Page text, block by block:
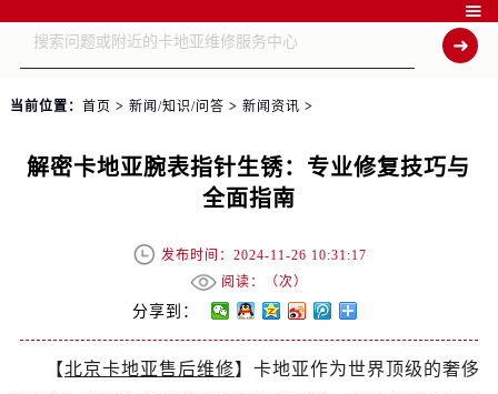

当前位置： 首页 > 新闻/知识/问答 > 新闻资讯 >
解密卡地亚腕表指针生锈：专业修复技巧与
全面指南
发布时间：2024-11-26 10:31:17
阅读：（次）
分享到：
【北京卡地亚售后维修】卡地亚作为世界顶级的奢侈